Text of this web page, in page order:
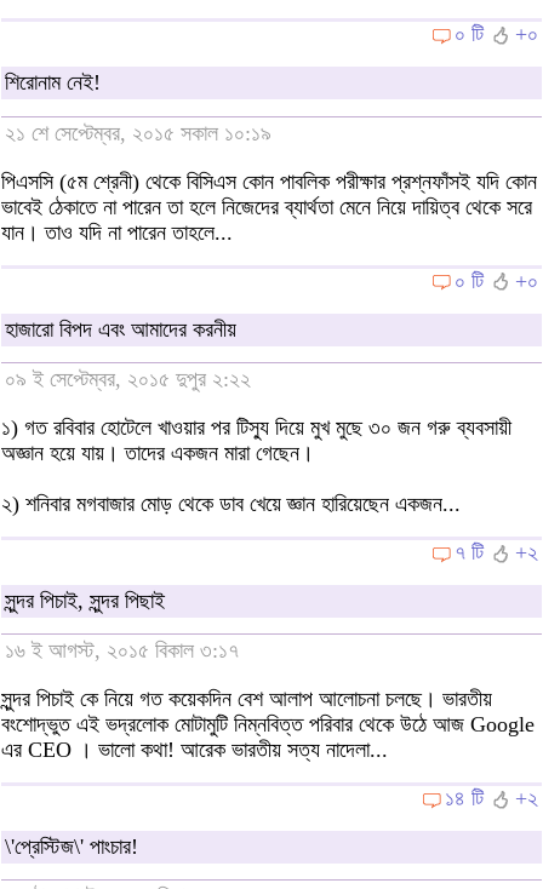
০ টি
+০
শিরোনাম নেই!
২১ শে সেপ্টেম্বর, ২০১৫ সকাল ১০:১৯
পিএসসি (৫ম শ্রেনী) থেকে বিসিএস কোন পাবলিক পরীক্ষার প্রশ্নফাঁসই যদি কোন
ভাবেই ঠেকাতে না পারেন তা হলে নিজেদের ব্যার্থতা মেনে নিয়ে দায়িত্ব থেকে সরে
যান। তাও যদি না পারেন তাহলে...
০ টি
+০
হাজারো বিপদ এবং আমাদের করনীয়
০৯ ই সেপ্টেম্বর, ২০১৫ দুপুর ২:২২
১) গত রবিবার হোটেলে খাওয়ার পর টিস্যু দিয়ে মুখ মুছে ৩০ জন গরু ব্যবসায়ী
অজ্ঞান হয়ে যায়। তাদের একজন মারা গেছেন।
২) শনিবার মগবাজার মোড় থেকে ডাব খেয়ে জ্ঞান হারিয়েছেন একজন...
৭ টি
+২
সুন্দর পিচাই, সুন্দর পিছাই
১৬ ই আগস্ট, ২০১৫ বিকাল ৩:১৭
সুন্দর পিচাই কে নিয়ে গত কয়েকদিন বেশ আলাপ আলোচনা চলছে। ভারতীয়
বংশোদ্ভুত এই ভদ্রলোক মোটামুটি নিম্নবিত্ত পরিবার থেকে উঠে আজ Google
এর CEO । ভালো কথা! আরেক ভারতীয় সত্য নাদেলা...
১৪ টি
+২
\'প্রেস্টিজ\' পাংচার!